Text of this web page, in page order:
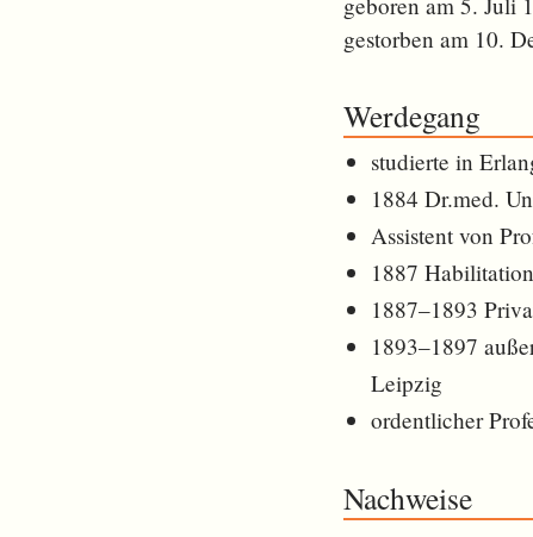
gestorben am 10.
Werdegang
studierte in
1884 Dr.med.
Assistent von
1887
1887–1893
1893–1897
Leipzig
ordentlicher
Nachweise